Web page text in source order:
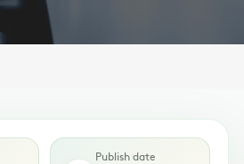
Publish date